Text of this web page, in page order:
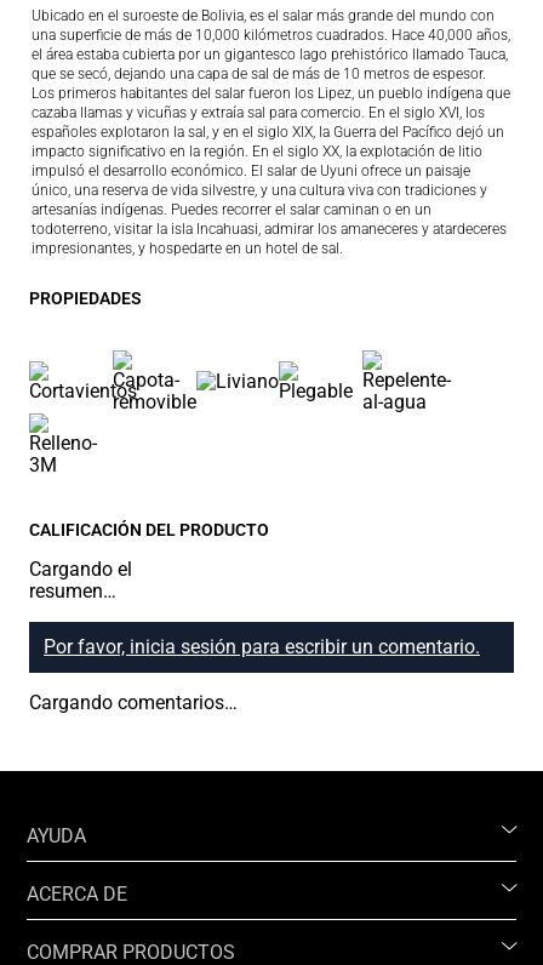
Ubicado en el suroeste de Bolivia, es el salar más grande del mundo con
una superficie de más de 10,000 kilómetros cuadrados. Hace 40,000 años,
el área estaba cubierta por un gigantesco lago prehistórico llamado Tauca,
que se secó, dejando una capa de sal de más de 10 metros de espesor.
Los primeros habitantes del salar fueron los Lipez, un pueblo indígena que
cazaba llamas y vicuñas y extraía sal para comercio. En el siglo XVI, los
españoles explotaron la sal, y en el siglo XIX, la Guerra del Pacífico dejó un
impacto significativo en la región. En el siglo XX, la explotación de litio
impulsó el desarrollo económico. El salar de Uyuni ofrece un paisaje
único, una reserva de vida silvestre, y una cultura viva con tradiciones y
artesanías indígenas. Puedes recorrer el salar caminan o en un
todoterreno, visitar la isla Incahuasi, admirar los amaneceres y atardeceres
impresionantes, y hospedarte en un hotel de sal.
PROPIEDADES
CALIFICACIÓN DEL PRODUCTO
Cargando el
resumen…
Por favor, inicia sesión para escribir un comentario.
Cargando comentarios…
AYUDA
ACERCA DE
COMPRAR PRODUCTOS